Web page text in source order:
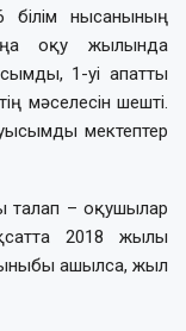
нысанының
оқу жылында
1-уі апатты
мәселесін шешті.
мектептер
талап – оқушылар
2018 жылы
ашылса, жыл